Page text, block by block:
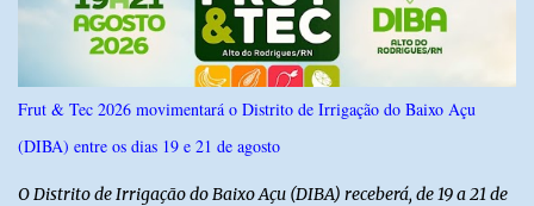
Frut & Tec 2026 movimentará o Distrito de Irrigação do Baixo Açu
(DIBA) entre os dias 19 e 21 de agosto
O Distrito de Irrigação do Baixo Açu (DIBA) receberá, de 19 a 21 de